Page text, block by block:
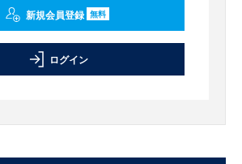
新規会員登録 無料
ログイン